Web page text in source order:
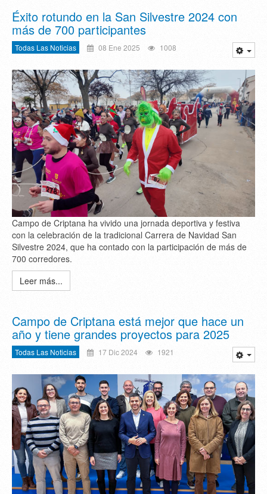
Éxito rotundo en la San Silvestre 2024 con
más de 700 participantes
Todas Las Noticias 08 Ene 2025 1008
Campo de Criptana ha vivido una jornada deportiva y festiva
con la celebración de la tradicional Carrera de Navidad San
Silvestre 2024, que ha contado con la participación de más de
700 corredores.
Leer más...
Campo de Criptana está mejor que hace un
año y tiene grandes proyectos para 2025
Todas Las Noticias 17 Dic 2024 1921